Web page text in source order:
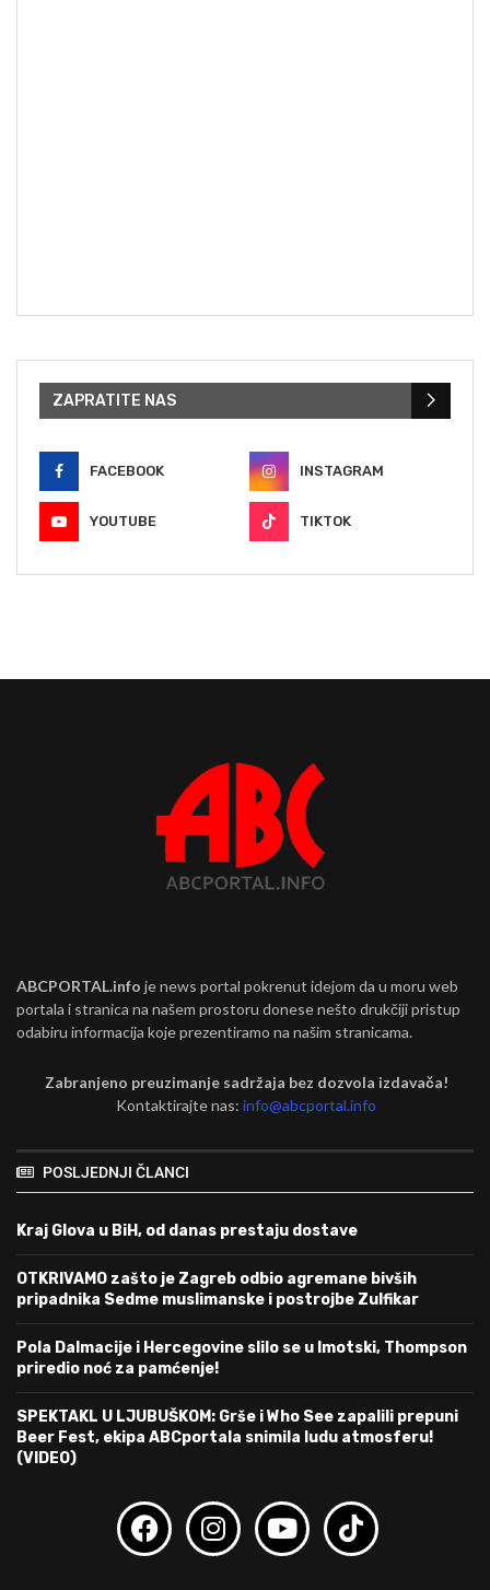
ZAPRATITE NAS
FACEBOOK INSTAGRAM
YOUTUBE TIKTOK
ABCPORTAL.info je news portal pokrenut idejom da u moru web
portala i stranica na našem prostoru donese nešto drukčiji pristup
odabiru informacija koje prezentiramo na našim stranicama.
Zabranjeno preuzimanje sadržaja bez dozvola izdavača!
Kontaktirajte nas:info@abcportal.info
POSLJEDNJI ČLANCI
Kraj Glova u BiH, od danas prestaju dostave
OTKRIVAMO zašto je Zagreb odbio agremane bivših
pripadnika Sedme muslimanske i postrojbe Zulfikar
Pola Dalmacije i Hercegovine slilo se u Imotski, Thompson
priredio noć za pamćenje!
SPEKTAKL U LJUBUŠKOM: Grše i Who See zapalili prepuni
Beer Fest, ekipa ABCportala snimila ludu atmosferu!
(VIDEO)